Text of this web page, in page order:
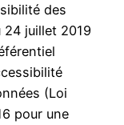
des
juillet 2019
(Loi
pour une